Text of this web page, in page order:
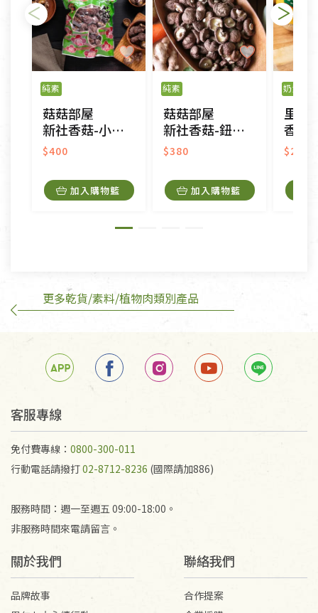
不適用七天鑑賞期商品：
以數位或電磁紀錄形式儲存之商品、易於變質或損壞
之商品、以及性質上無法或不適合退換之商品：如
CD、VCD、DVD、電腦軟體，若產品瑕疵無法讀取僅
接受原片換新。
衣飾鞋類-如T恤，如於送達後水洗或污損者。
美容保養用品、內衣褲、襪子、口罩等私人消耗性產
內衣褲、襪子、口罩個人衛生用品除商品本身有瑕疵
外,依據《通訊交易解除權合理例外情事適用準
訂購手抄稿退貨需知：
若未保持原包裝方式或未使用原箱退回，導致書籍有
任何折損、磨損、污損或凹角，將不接受退貨，也不
不接受退貨之手抄稿，為敬重法寶故，里仁網購無法
代為結緣處理等。 若需將手抄稿寄還給消費者，因而
產生的運費100元/箱將由消費者負擔。
純素
菇菇部屋
新社香菇-小中菇
$400
加入購物籃
純素
菇菇部屋
新社香菇-鈕扣菇
$380
加入購物籃
奶素
里仁
香菇
$275
更多乾貨/素料/植物肉類別產品
客服專線
免付費專線： 0800-300-011
行動電話請撥打02-8712-8236 (國際請加886)
服務時間：週一至週五 09:00-18:00。
非服務時間來電請留言。
關於我們
品牌故事
聯絡我們
合作提案